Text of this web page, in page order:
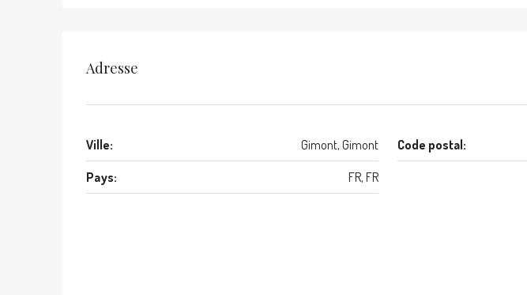
Adresse
Ville: Gimont, Gimont Code postal:
Pays: FR, FR